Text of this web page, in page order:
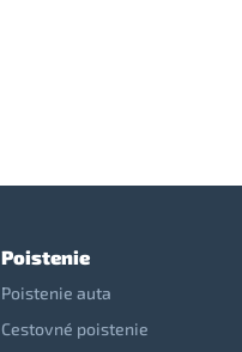
Poistenie
Poistenie auta
Cestovné poistenie